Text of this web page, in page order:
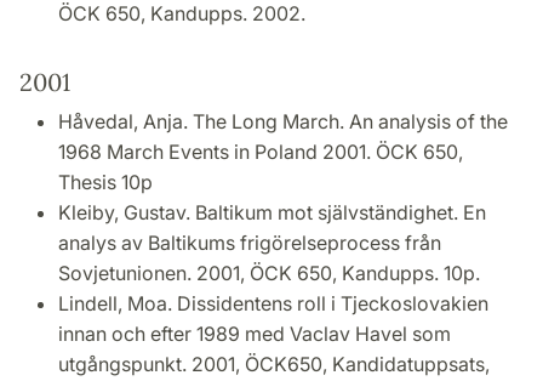
ÖCK 650, Kandupps. 2002.
2001
Håvedal, Anja. The Long March. An analysis of the
1968 March Events in Poland 2001. ÖCK 650,
Thesis 10p
Kleiby, Gustav. Baltikum mot självständighet. En
analys av Baltikums frigörelseprocess från
Sovjetunionen. 2001, ÖCK 650, Kandupps. 10p.
Lindell, Moa. Dissidentens roll i Tjeckoslovakien
innan och efter 1989 med Vaclav Havel som
utgångspunkt. 2001, ÖCK650, Kandidatuppsats,